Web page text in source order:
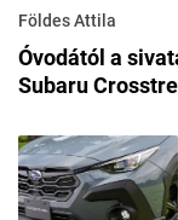
Földes Attila
Óvodától a
Subaru